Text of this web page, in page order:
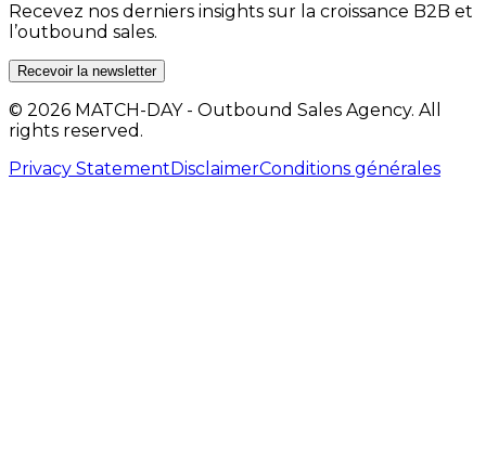
Recevez nos derniers insights sur la croissance B2B et
l’outbound sales.
Recevoir la newsletter
© 2026 MATCH-DAY - Outbound Sales Agency. All
rights reserved.
Privacy StatementDisclaimerConditions générales